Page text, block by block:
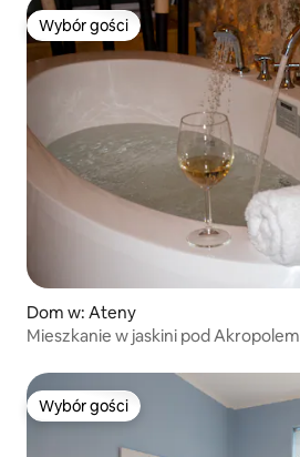
Wybór gości
Wybór gości
Dom w: Ateny
Mieszkanie w jaskini pod Akropolem
Wybór gości
Wybór gości